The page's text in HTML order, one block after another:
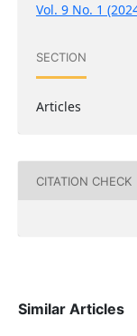
Vol. 9 No. 1
SECTION
Articles
CITATION CHECK
Similar Articles